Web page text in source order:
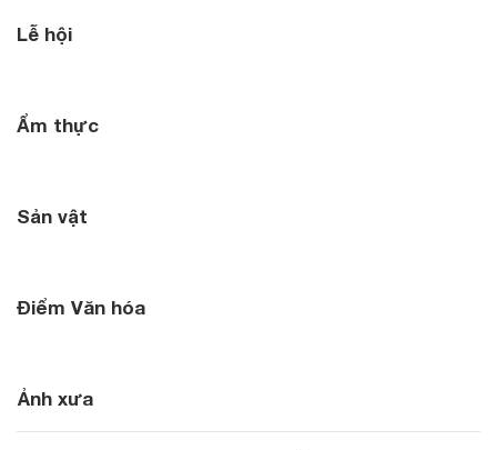
Lễ hội
Ẩm thực
Sản vật
Điểm Văn hóa
Ảnh xưa